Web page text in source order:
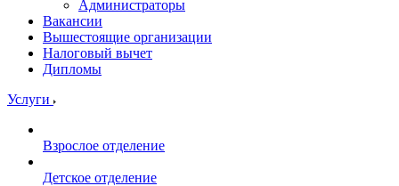
Администраторы
Вакансии
Вышестоящие организации
Налоговый вычет
Дипломы
Услуги
Взрослое отделение
Детское отделение